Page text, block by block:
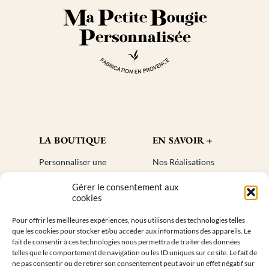
Gérer le consentement aux
cookies
Pour offrir les meilleures expériences, nous utilisons des technologies telles
que les cookies pour stocker et/ou accéder aux informations des appareils. Le
fait de consentir à ces technologies nous permettra de traiter des données
telles que le comportement de navigation ou les ID uniques sur ce site. Le fait de
ne pas consentir ou de retirer son consentement peut avoir un effet négatif sur
LA BOUTIQUE
Personnaliser une
Cadeaux invités
Livraisons
Retours
EN SAVOIR +
Nos Réalisations
Créer un compte
Faq